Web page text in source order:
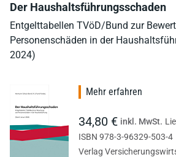
Der Haushaltsführungsschaden
Entgelttabellen TVöD/Bund zur
Personenschäden in der
2024)
Mehr erfahren
34,80 € inkl. MwSt.
ISBN 978-3-96329-503-4
Verlag